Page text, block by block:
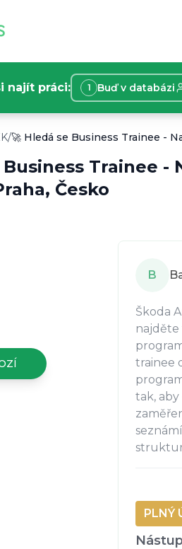
najít práci: 1 Buď v databázi
/🚀 Hledá se Business Trainee -
Business Trainee
Česko
B
Škoda
najděte
trainee
tak,
PLNÝ